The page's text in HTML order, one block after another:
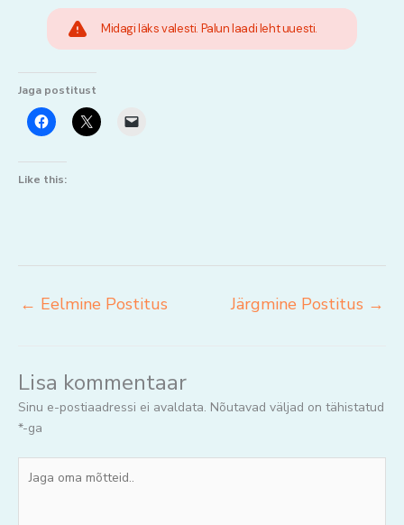
Midagi läks valesti. Palun laadi leht uuesti.
Jaga postitust
Like this:
← Eelmine Postitus Järgmine Postitus →
Lisa kommentaar
Sinu e-postiaadressi ei avaldata. Nõutavad väljad on tähistatud
*-ga
oma